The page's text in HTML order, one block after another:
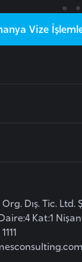
Vize
Dış. Tic. Ltd.
Kat:1